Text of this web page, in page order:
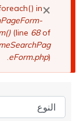
×
رسالة
الخطأ
in
(line 68of
eForm.php).
النوع